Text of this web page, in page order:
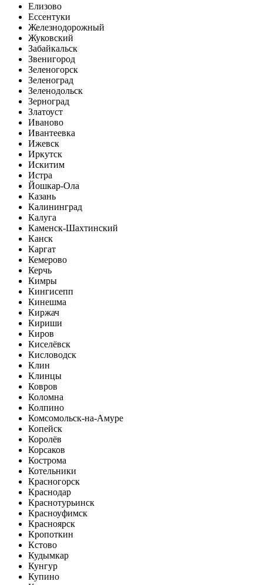
Елизово
Ессентуки
Железнодорожный
Жуковский
Забайкальск
Звенигород
Зеленогорск
Зеленоград
Зеленодольск
Зерноград
Златоуст
Иваново
Ивантеевка
Ижевск
Иркутск
Искитим
Истра
Йошкар-Ола
Казань
Калининград
Калуга
Каменск-Шахтинский
Канск
Каргат
Кемерово
Керчь
Кимры
Кингисепп
Кинешма
Киржач
Кириши
Киров
Киселёвск
Кисловодск
Клин
Клинцы
Ковров
Коломна
Колпино
Комсомольск-на-Амуре
Копейск
Королёв
Корсаков
Кострома
Котельники
Красногорск
Краснодар
Краснотурьинск
Красноуфимск
Красноярск
Кропоткин
Кстово
Кудымкар
Кунгур
Купино